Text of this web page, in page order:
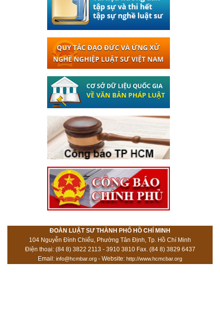
ĐOÀN LUẬT SƯ THÀNH PHỐ HỒ CHÍ MINH
104 Nguyễn Đình Chiểu, Phường Tân Định, Tp. Hồ Chí Minh
Điện thoại: (84 8) 3822 2113 - 3910 3810 Fax. (84 8) 3829 6437
Email: info@hcmbar.org - Website: http://www.hcmcbar.org